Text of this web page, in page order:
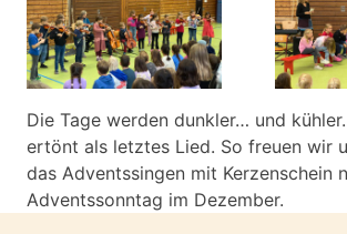
Die Tage werden dunkler… und
ertönt als letztes Lied. So freuen wir
das Adventssingen mit Kerzenschein
Adventssonntag im Dezember.